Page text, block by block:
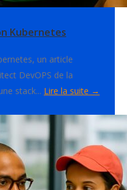
Kubernetes
un article
DevOPS de la
stack... Lire la suite →